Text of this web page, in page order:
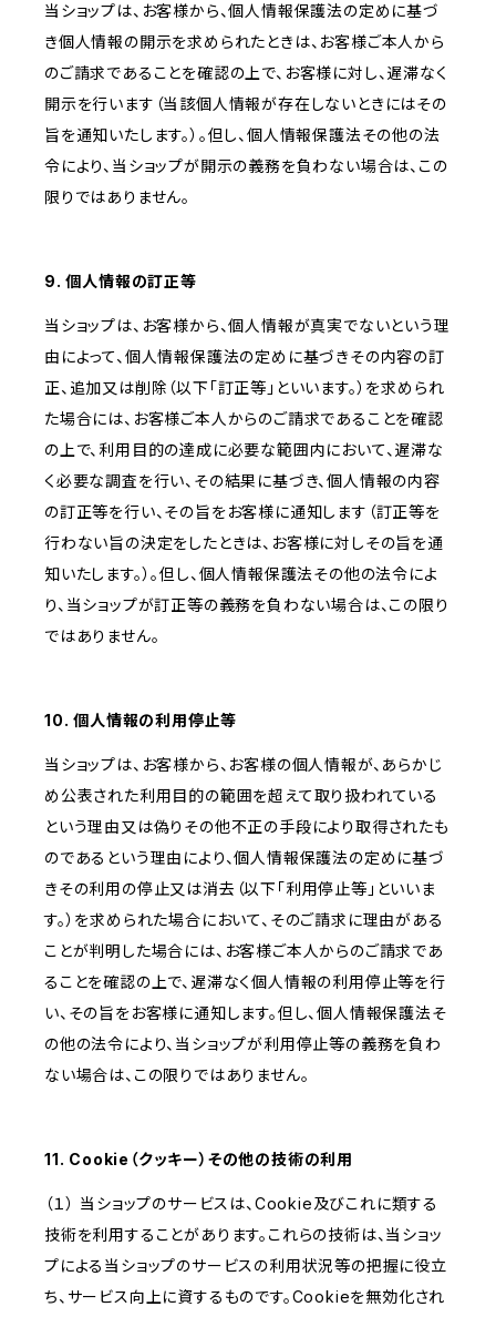
当ショップは、お客様から、個人情報保護法の定めに基づ
き個人情報の開示を求められたときは、お客様ご本人から
のご請求であることを確認の上で、お客様に対し、遅滞なく
開示を行います（当該個人情報が存在しないときにはその
旨を通知いたします。）。但し、個人情報保護法その他の法
令により、当ショップが開示の義務を負わない場合は、この
限りではありません。
9. 個人情報の訂正等
当ショップは、お客様から、個人情報が真実でないという理
由によって、個人情報保護法の定めに基づきその内容の訂
正、追加又は削除（以下「訂正等」といいます。）を求められ
た場合には、お客様ご本人からのご請求であることを確認
の上で、利用目的の達成に必要な範囲内において、遅滞な
く必要な調査を行い、その結果に基づき、個人情報の内容
の訂正等を行い、その旨をお客様に通知します（訂正等を
行わない旨の決定をしたときは、お客様に対しその旨を通
知いたします。）。但し、個人情報保護法その他の法令によ
り、当ショップが訂正等の義務を負わない場合は、この限り
ではありません。
10. 個人情報の利用停止等
当ショップは、お客様から、お客様の個人情報が、あらかじ
め公表された利用目的の範囲を超えて取り扱われている
という理由又は偽りその他不正の手段により取得されたも
のであるという理由により、個人情報保護法の定めに基づ
きその利用の停止又は消去（以下「利用停止等」といいま
す。）を求められた場合において、そのご請求に理由がある
ことが判明した場合には、お客様ご本人からのご請求であ
ることを確認の上で、遅滞なく個人情報の利用停止等を行
い、その旨をお客様に通知します。但し、個人情報保護法そ
の他の法令により、当ショップが利用停止等の義務を負わ
ない場合は、この限りではありません。
11. Cookie（クッキー）その他の技術の利用
（１） 当ショップのサービスは、Cookie及びこれに類する
技術を利用することがあります。これらの技術は、当ショッ
プによる当ショップのサービスの利用状況等の把握に役立
ち、サービス向上に資するものです。Cookieを無効化され